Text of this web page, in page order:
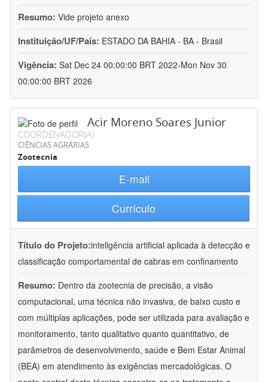
Resumo: Vide projeto anexo
Instituição/UF/País: ESTADO DA BAHIA - BA - Brasil
Vigência: Sat Dec 24 00:00:00 BRT 2022-Mon Nov 30
00:00:00 BRT 2026
Acir Moreno Soares Junior
COORDENADOR(A)
CIÊNCIAS AGRÁRIAS
Zootecnia
E-mail
Currículo
Título do Projeto:inteligência artificial aplicada à detecção e
classificação comportamental de cabras em confinamento
Resumo: Dentro da zootecnia de precisão, a visão
computacional, uma técnica não invasiva, de baixo custo e
com múltiplas aplicações, pode ser utilizada para avaliação e
monitoramento, tanto qualitativo quanto quantitativo, de
parâmetros de desenvolvimento, saúde e Bem Estar Animal
(BEA) em atendimento às exigências mercadológicas. O